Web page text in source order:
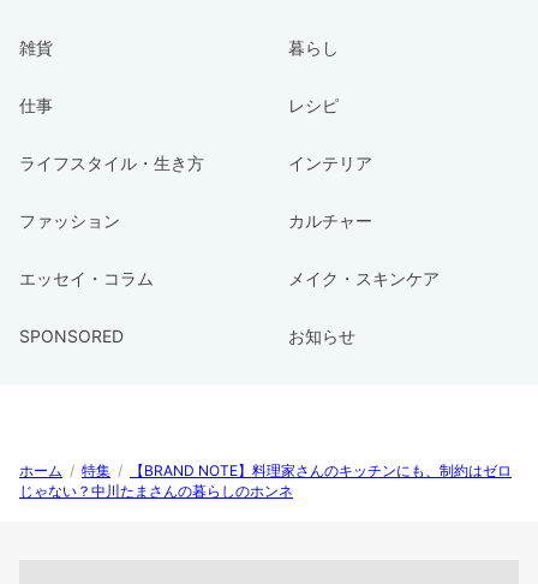
雑貨 暮らし
仕事 レシピ
ライフスタイル・生き方 インテリア
ファッション カルチャー
エッセイ・コラム メイク・スキンケア
SPONSORED お知らせ
ホーム / 特集 /
【BRAND NOTE】料理家さんのキッチンにも、制約はゼロ
じゃない？中川たまさんの暮らしのホンネ